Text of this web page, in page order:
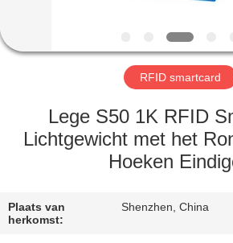
FABRIEKSREIS
CONTACTEER
RFID smartcard
Lege S50 1K RFID
Lichtgewicht met het
Hoeken
Plaats van
herkomst:
Shenzhen, China